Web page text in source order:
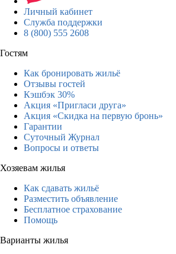
Личный кабинет
Служба поддержки
8 (800) 555 2608
Гостям
Как бронировать жильё
Отзывы гостей
Кэшбэк 30%
Акция «Пригласи друга»
Акция «Скидка на первую бронь»
Гарантии
Суточный Журнал
Вопросы и ответы
Хозяевам жилья
Как сдавать жильё
Разместить объявление
Бесплатное страхование
Помощь
Варианты жилья